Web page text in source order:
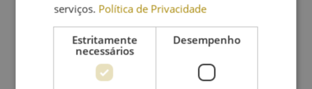
Agricultura
Atividades Escolares
Colóquio
Concertinas
serviços. Política de Privacidade
Estritamente
necessários
Desempenho